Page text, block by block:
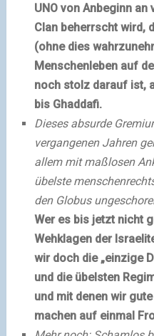
UNO von Anbeginn
Clan beherrscht wird,
(ohne dies
Menschenleben auf
noch stolz darauf ist,
bis Ghaddafi.
Dieses absurde
vergangenen Jahren
allem mitmaßlosen
übelste
den Globus
Wer es bis jetzt nicht
Wehklagen der
wir doch die „einzige
und die übelsten
und mit denen wir
machen auf einmal